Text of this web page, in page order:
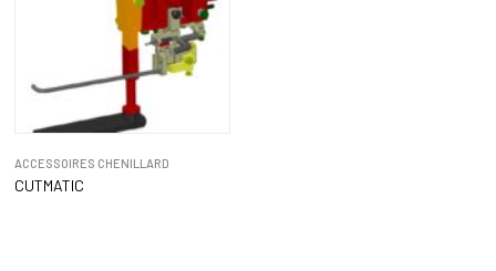
ACCESSOIRES CHENILLARD
CUTMATIC